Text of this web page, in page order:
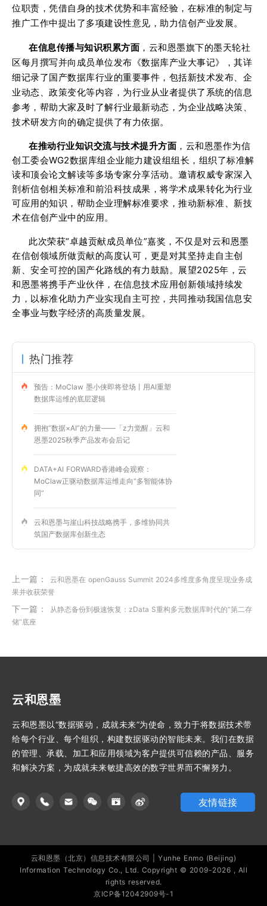
位职责 ，凭借自身的技术优势和丰富经验，在标准的制定与
推广工作中提出了多项建设性意见， 助力信创产业发展。
在信息传播与知识积累方面 ，云和恩墨旗下的墨天轮社
区每月撰写并向成员单位发布《数据库产业大事记》，其详
细记录了国产数据库行业的重要事件，包括新技术发布、企
业动态、政策变化等内容，为行业从业者提供了系统的信息
参考，帮助大家及时了解行业最新动态，为企业战略决策、
技术研发方向的确定提供了有力依据。
在推动行业知识交流与技术提升方面 ，云和恩墨作为信
创工委会WG2数据库组企业能力建设组组长，组织了标准解
读和顶会论文解读等多场专家分享活动。邀请权威专家深入
剖析信创相关标准和前沿科技成果，将学术成果转化为行业
可应用的知识，帮助企业理解标准要求，推动新标准、新技
术在信创产业中的应用。
此次荣获“卓越贡献成员单位”嘉奖，不仅是对云和恩墨
在信创领域所做贡献的高度认可，更是对其坚持走自主创
新、安全可控的国产化路线的有力鼓励。展望2025年，云
和恩墨将携手产业伙伴，在信息技术应用创新领域持续发
力，以标准化助力产业实现自主可控，共同推动我国信息安
全事业与数字经济的高质量发展。
热门推荐
预告：MoClaw 墨小侠即将登场丨用AI重塑
数据库运维的底层逻辑
拥抱“数据×AI”的力量——「z力觉醒」云和
恩墨2025秋季产品发布会后记
DATA+AI FORWARD香港峰会观察：
MoClaw正驱动数据库运维走向“多智能体协
同”
云和恩墨与崖山科技战略携手，多维协同共
筑国产数据库创新生态
上一篇：
云和恩墨在 openGauss Summit 2024多维度多角度呈现业务成
果并收获荣誉
下一篇：
从静态备份到极速恢复：zData S重构多元数据库时代的“第二存
储”底座
云和恩墨
云和恩墨以“数据驱动，成就未来”为使命，致力于将数据技术带
给每个行业、每个组织，构建数据驱动的智能未来。我们在数据
的管理、承载、加工和应用领域为客户提供可信赖的产品、服务
和解决方案，为成就未来敏捷高效的数字世界而不懈努力。
友情链接
云和恩墨（北京）信息技术有限公司 | Yunhe Enmo (Beijing)
Information Technology Co., Ltd. Copyright © 2009-2026 , All
rights reserved.
京ICP备12042909号-1